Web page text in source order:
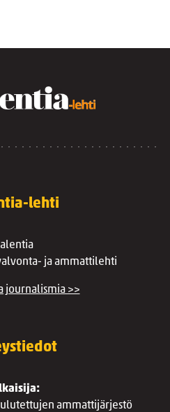
lehti
ja ammattilehti
journalismia >>
ammattijärjestö